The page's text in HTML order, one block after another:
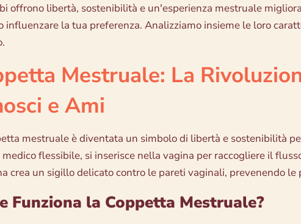
offrono libertà, sostenibilità e un'esperienza mestruale
influenzare la tua preferenza. Analizziamo insieme le loro
Mestruale: La
e Ami
mestruale è diventata un simbolo di libertà e sostenibilità
flessibile, si inserisce nella vagina per raccogliere il
crea un sigillo delicato contro le pareti vaginali, prevenendo le
Funziona la Coppetta Mestruale?